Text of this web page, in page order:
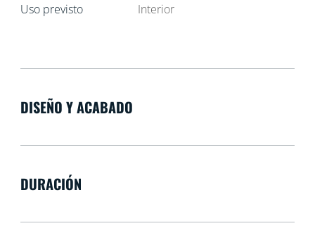
Uso previsto Interior
DISEÑO Y ACABADO
DURACIÓN